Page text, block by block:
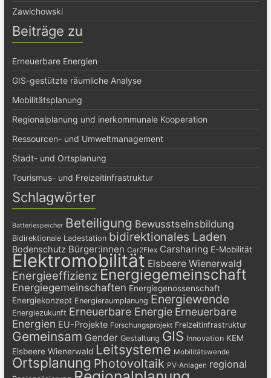
Zawichowski
Beiträge zu
Erneuerbare Energien
GIS-gestützte räumliche Analyse
Mobilitätsplanung
Regionalplanung und inerkommunale Kooperation
Ressourcen- und Umweltmanagement
Stadt- und Ortsplanung
Tourismus- und Freizeitinfrastruktur
Schlagwörter
Batteriespeicher Beteiligung Bewusstseinsbildung
Bidirektionale Ladestation bidirektionales Laden
Bodenschutz Bürger:innen Car2Flex Carsharing E-Mobilität
Elektromobilität Elsbeere Wienerwald
Energieeffizienz Energiegemeinschaft
Energiegemeinschaften Energiegenossenschaft
Energiekonzept Energieraumplanung Energiewende
Energiezukunft Erneuerbare Energie Erneuerbare
Energien EU-Projekte Forschungsprojekt Freizeitinfrastruktur
Gemeinsam Gender Gestaltung GIS Innovation KEM
Elsbeere Wienerwald Leitsysteme Mobilitätswende
Ortsplanung Photovoltaik PV-Anlagen regional